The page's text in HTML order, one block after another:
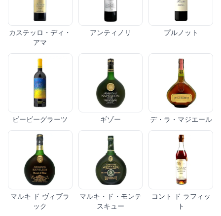
カステッロ・ディ・
アマ
アンティノリ プルノット
ビービーグラーツ ギゾー デ・ラ・マジエール
マルキ ド ヴィブラ
ック
マルキ・ド・モンテ
スキュー
コント ド ラフィッ
ト